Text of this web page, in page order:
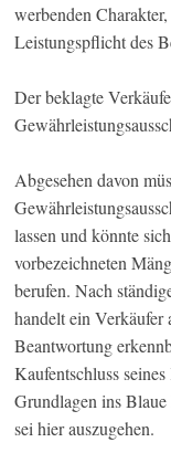
werbenden
Leistungspflicht des
Der beklagte
Abgesehen davon
lassen und könnte
vorbezeichneten
berufen. Nach
handelt ein Verkäufer
Beantwortung
Kaufentschluss
Grundlagen ins
sei hier auszugehen.